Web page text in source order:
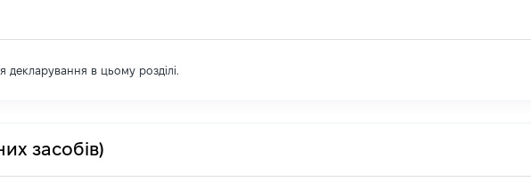
декларування в цьому розділі.
засобів)